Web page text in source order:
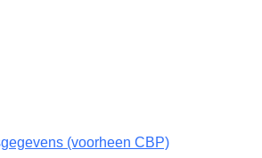
(voorheen CBP)